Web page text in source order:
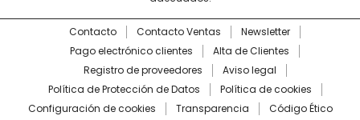
Contacto Contacto Ventas
Newsletter
Pago electrónico clientes
Alta de Clientes
Registro de proveedores
Aviso legal
Política de Protección de Datos
Política de cookies
Configuración de cookies
Transparencia Código Ético